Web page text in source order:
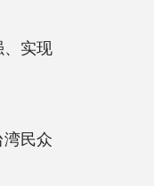
实现
民众